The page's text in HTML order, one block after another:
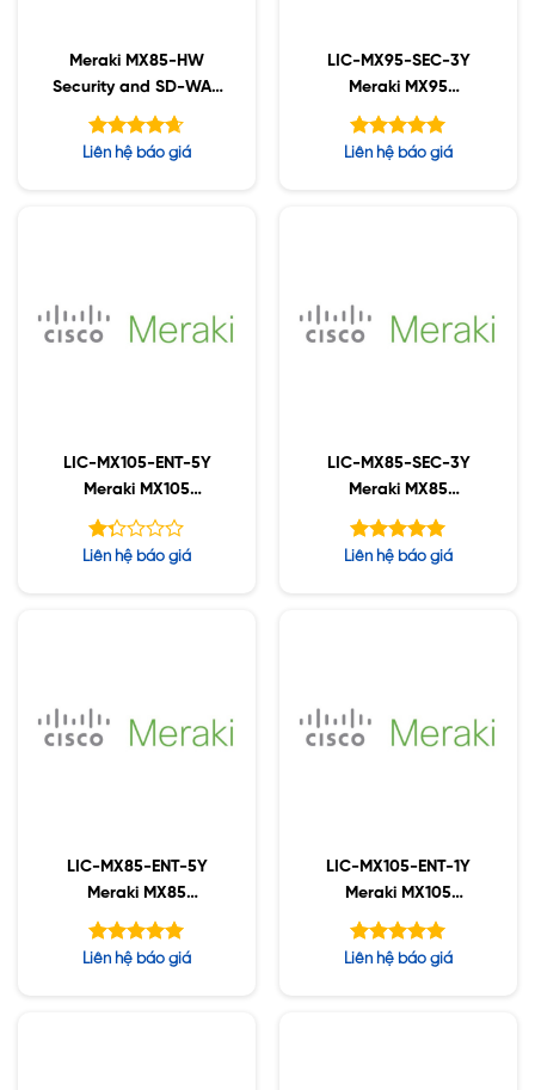
Meraki MX85-HW
Security and SD-WAN
Appliance
Được xếp
Liên hệ báo giá
LIC-MX95-SEC-3Y
Meraki MX95
Advanced Security
License and Support,
3YR
Được xếp
Liên hệ báo giá
LIC-MX105-ENT-5Y
Meraki MX105
Enterprise License and
Support, 5YR
Được
Liên hệ báo giá
LIC-MX85-SEC-3Y
Meraki MX85
Advanced Security
License and Support,
3YR
Được xếp
Liên hệ báo giá
LIC-MX85-ENT-5Y
Meraki MX85
Enterprise License and
Support, 5YR
Được xếp
Liên hệ báo giá
LIC-MX105-ENT-1Y
Meraki MX105
Enterprise License and
Support, 1YR
Được xếp
Liên hệ báo giá